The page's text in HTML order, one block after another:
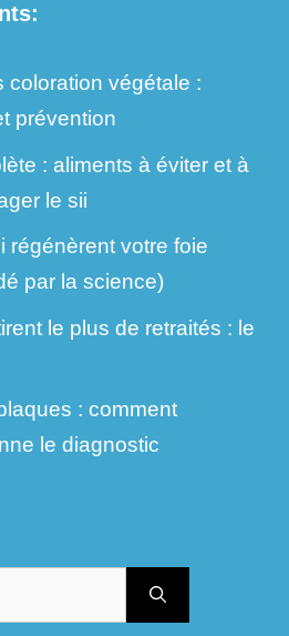
coloration végétale :
prévention
: aliments à éviter et à
le sii
régénèrent votre foie
par la science)
le plus de retraités : le
: comment
le diagnostic